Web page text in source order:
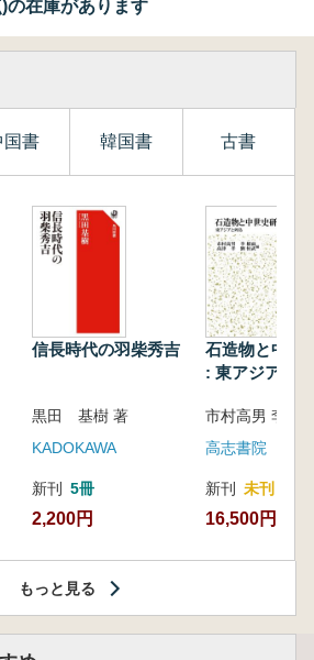
の在庫があります
国書 韓国書 古書
信長時代の羽柴秀吉
黒田 基樹 著
KADOKAWA
新刊 5冊
2,200円
石造物と中世
: 東アジアと
高志書院
新刊 未刊
16,500円
もっと見る